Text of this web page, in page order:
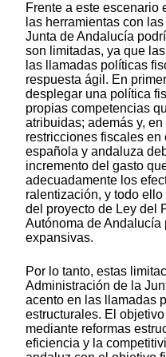
Frente a este escenario
las herramientas con
Junta de Andalucía
son limitadas, ya que
las llamadas políticas
respuesta ágil. En
desplegar una política
propias competencias
atribuidas; además y,
restricciones fiscales
española y andaluza
incremento del gasto
adecuadamente los
ralentización, y todo
del proyecto de Ley del
Autónoma de Andalucía
expansivas.
Por lo tanto, estas
Administración de la
acento en las llamadas
estructurales. El
mediante reformas
eficiencia y la